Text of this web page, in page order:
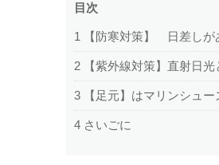
目次
1 【防寒対策】 日差しが
2 【紫外線対策】直射日
3 【足元】はマリンシュー
4 さいごに